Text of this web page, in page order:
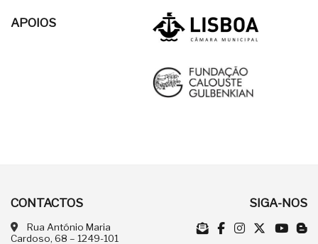
APOIOS
CONTACTOS
Rua António Maria
Cardoso, 68 – 1249-101
SIGA-NOS